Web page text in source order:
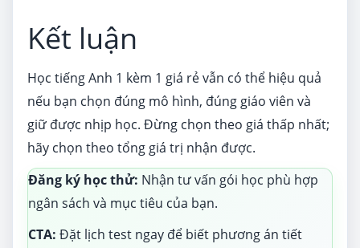
Kết luận
Học tiếng Anh 1 kèm 1 giá rẻ vẫn có thể hiệu quả
nếu bạn chọn đúng mô hình, đúng giáo viên và
giữ được nhịp học. Đừng chọn theo giá thấp nhất;
hãy chọn theo tổng giá trị nhận được.
Đăng ký học thử: Nhận tư vấn gói học phù hợp
ngân sách và mục tiêu của bạn.
CTA: Đặt lịch test ngay để biết phương án tiết